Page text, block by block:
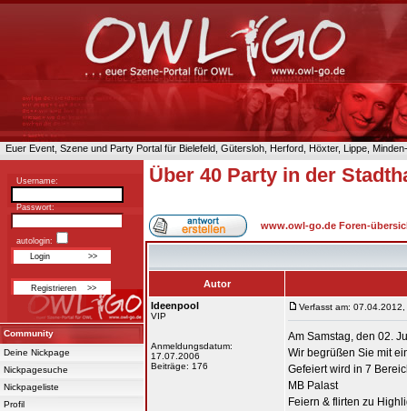
Euer Event, Szene und Party Portal für Bielefeld, Gütersloh, Herford, Höxter, Lippe,
Username:
Passwort:
autologin:
Community
Deine Nickpage
Nickpagesuche
Nickpageliste
Profil
Über 40 Party in der
www.owl-go.de Foren-
Autor
Ideenpool
VIP
Anmeldungsdatum:
17.07.2006
Beiträge: 176
Verfasst am:
Am Samstag, den 02.
Wir begrüßen Sie mit
Gefeiert wird in 7
MB Palast
Feiern & flirten zu